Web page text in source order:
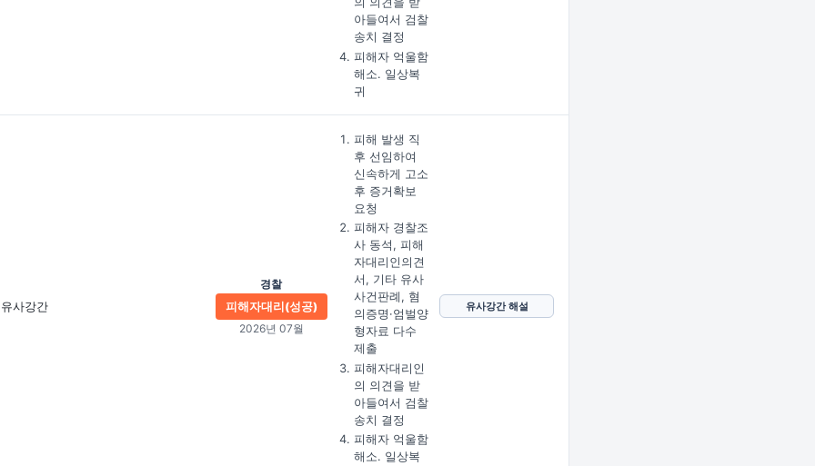
아들여서 검찰
송치 결정
피해자 억울함
해소. 일상복
귀
유사강간
경찰
피해자대리(성공)
2026년 07월
피해 발생 직
후 선임하여
신속하게 고소
후 증거확보
요청
피해자 경찰조
사 동석, 피해
자대리인의견
서, 기타 유사
사건판례, 혐
의증명·엄벌양
형자료 다수
제출
피해자대리인
의 의견을 받
아들여서 검찰
송치 결정
피해자 억울함
해소. 일상복
유사강간 해설